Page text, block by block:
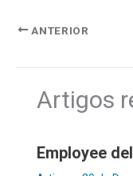
ANTERIOR
Artigos
Employee